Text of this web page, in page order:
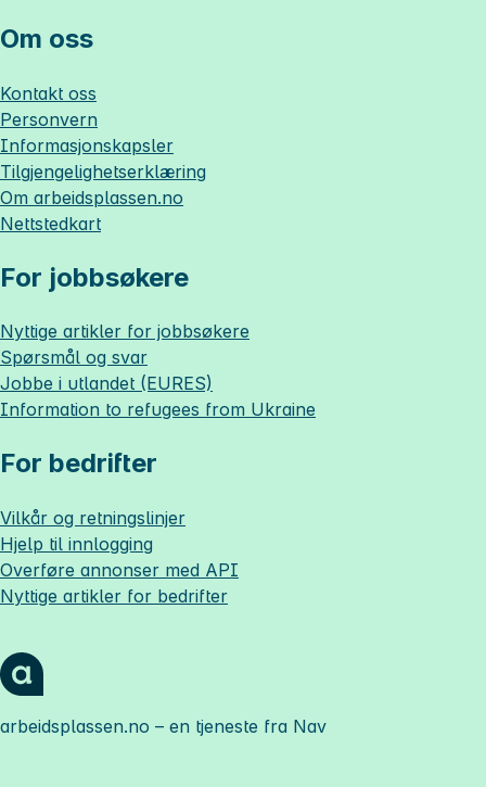
Om oss
Kontakt oss
Personvern
Informasjonskapsler
Tilgjengelighetserklæring
Om arbeidsplassen.no
Nettstedkart
For jobbsøkere
Nyttige artikler for jobbsøkere
Spørsmål og svar
Jobbe i utlandet (EURES)
Information to refugees from Ukraine
For bedrifter
Vilkår og retningslinjer
Hjelp til innlogging
Overføre annonser med API
Nyttige artikler for bedrifter
arbeidsplassen.no – en tjeneste fra Nav